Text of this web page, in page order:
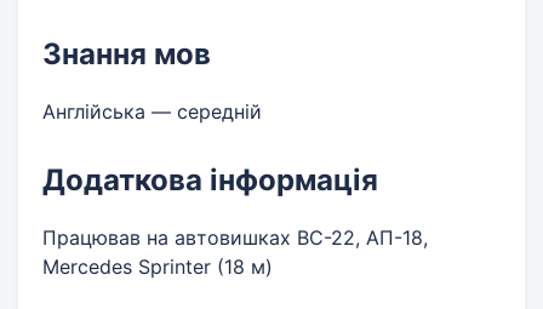
Знання мов
Англійська — середній
Додаткова інформація
Працював на автовишках ВС-22, АП-18,
Mercedes Sprinter (18 м)